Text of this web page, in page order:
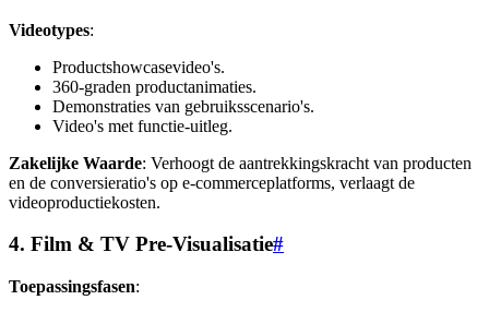
Videotypes:
Productshowcasevideo's.
360-graden productanimaties.
Demonstraties van gebruiksscenario's.
Video's met functie-uitleg.
Zakelijke Waarde: Verhoogt de aantrekkingskracht van producten
en de conversieratio's op e-commerceplatforms, verlaagt de
videoproductiekosten.
4. Film & TV Pre-Visualisatie#
Toepassingsfasen: